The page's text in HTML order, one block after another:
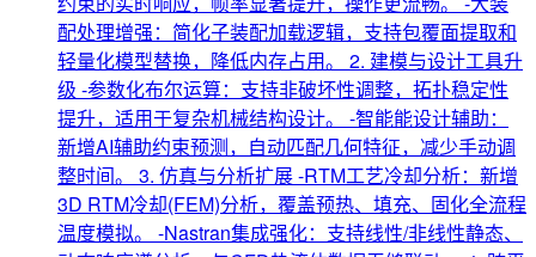
配处理增强：简化子装配加载逻辑，支持包覆面提取和
轻量化模型替换，降低内存占用。 2. 建模与设计工具升
级 -参数化布尔运算：支持非破坏性调整，拓扑稳定性
提升，适用于复杂机械结构设计。 -智能能设计辅助：
新增AI辅助约束预测，自动匹配几何特征，减少手动调
整时间。 3. 仿真与分析扩展 -RTM工艺冷却分析：新增
3D RTM冷却(FEM)分析，覆盖预热、填充、固化全流程
温度模拟。 -Nastran集成强化：支持线性/非线性静态、